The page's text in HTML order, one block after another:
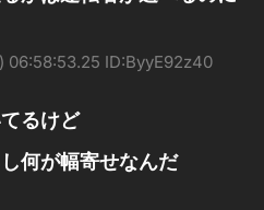
06:58:53.25 ID:ByyE92z40
るけど
何が幅寄せなんだ